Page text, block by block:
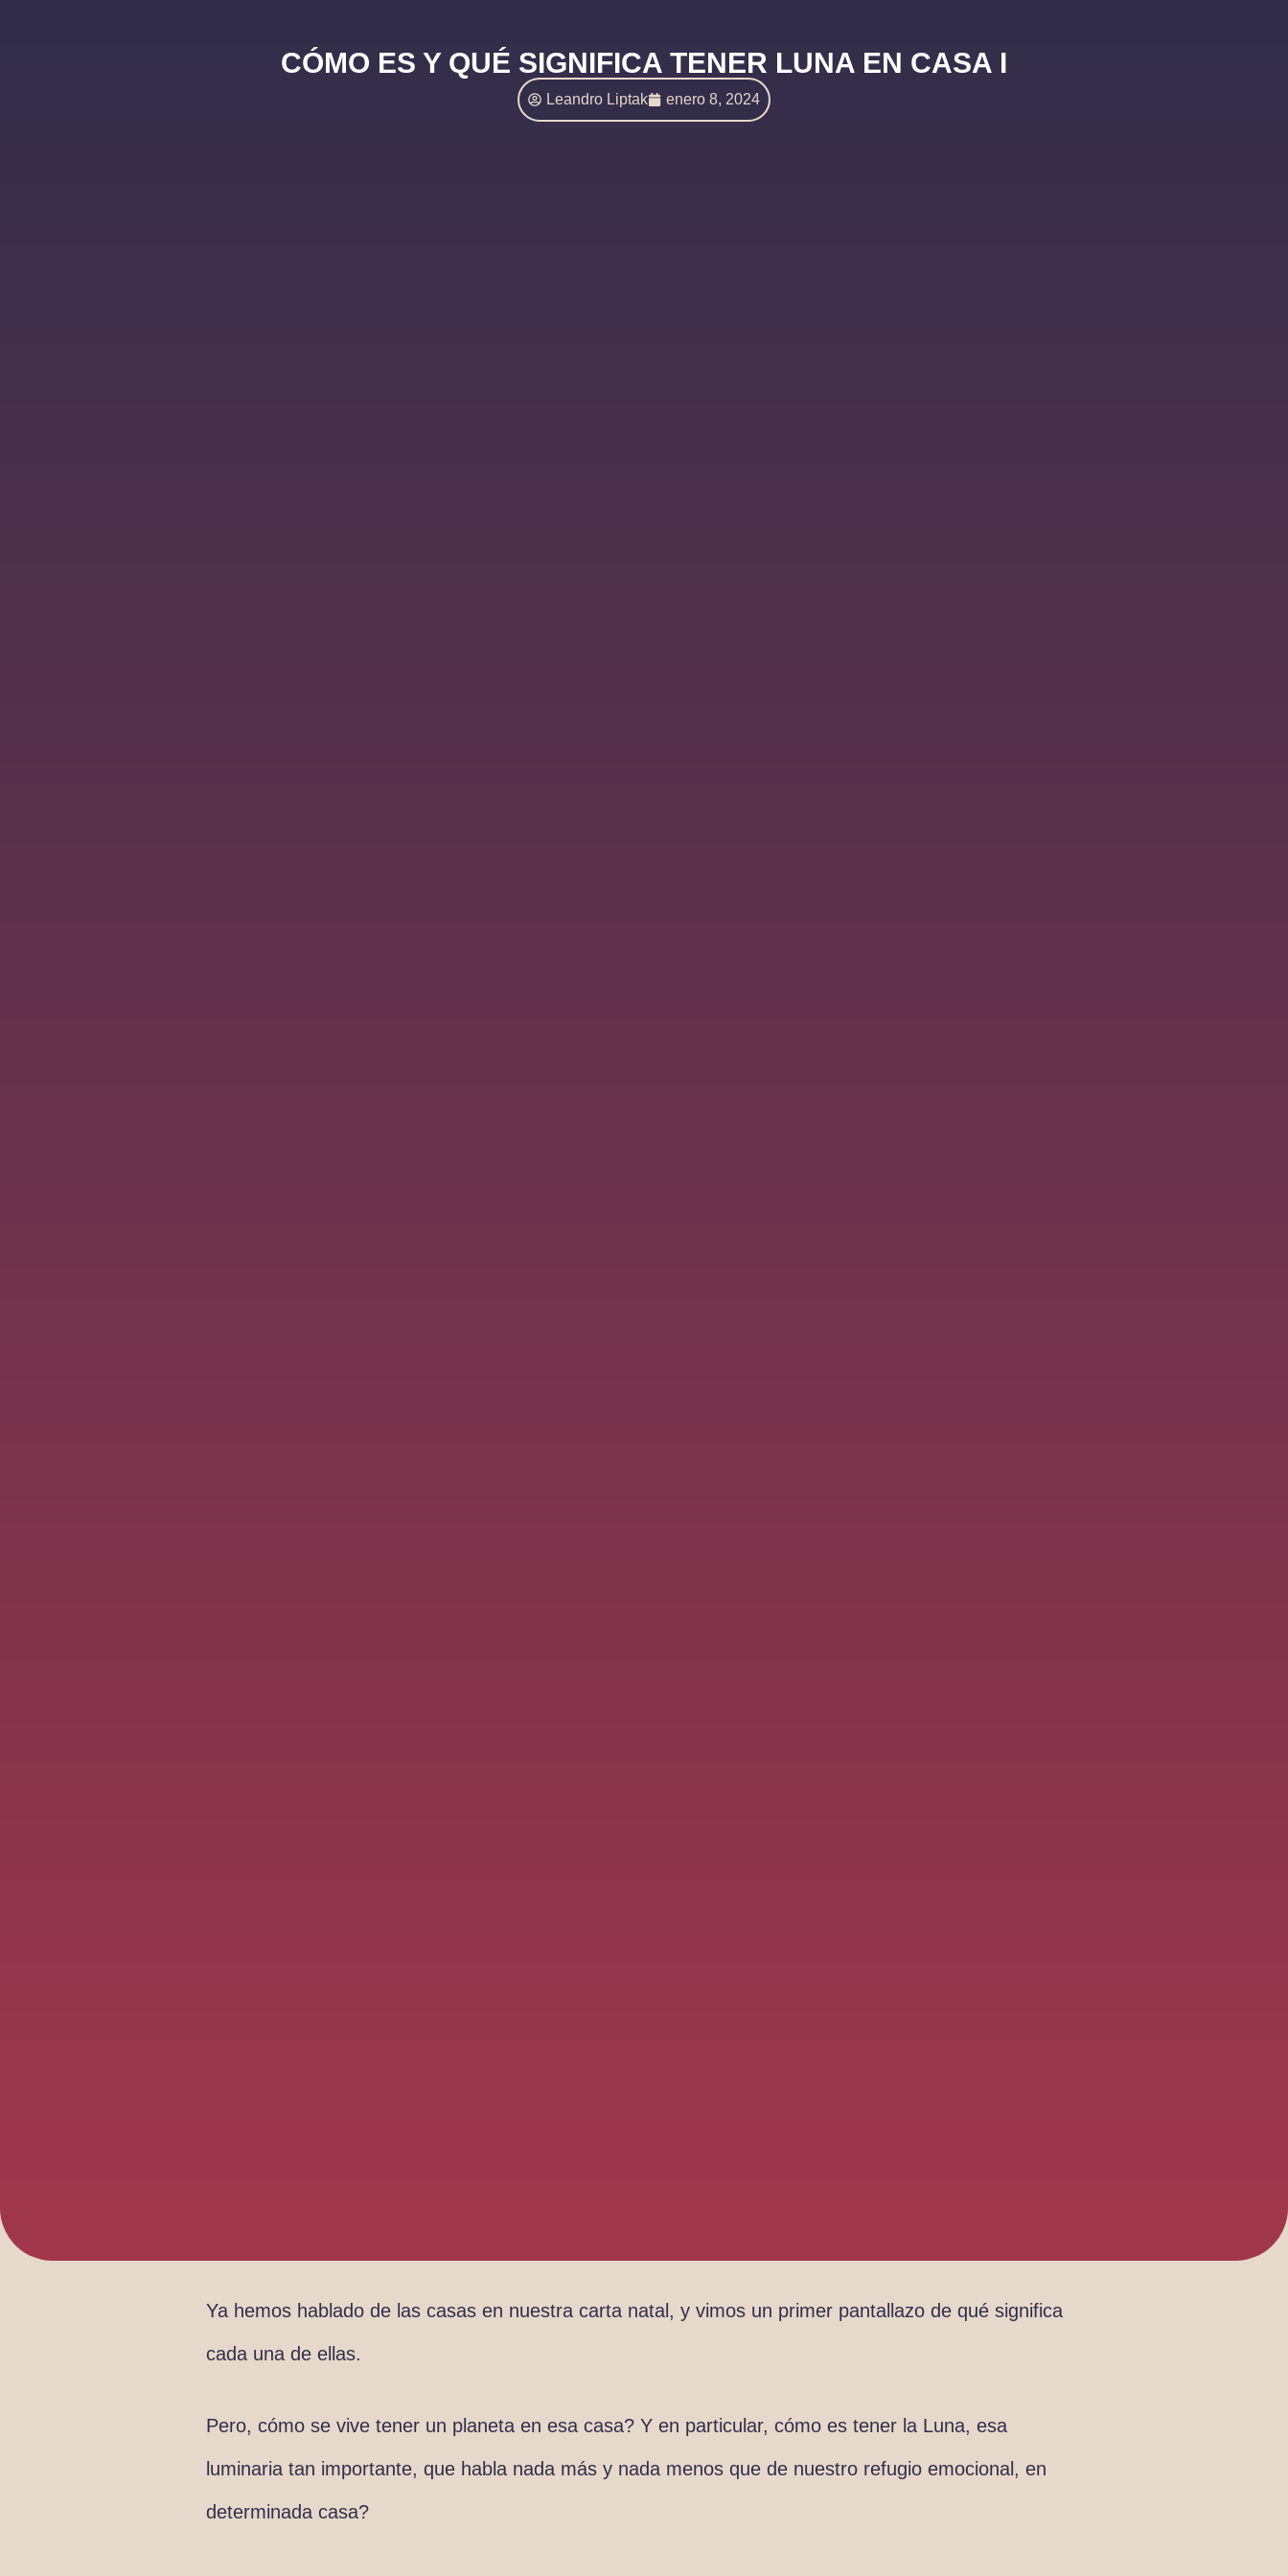
CÓMO ES Y QUÉ SIGNIFICA TENER LUNA EN CASA I
Leandro Liptak enero 8, 2024
Ya hemos hablado de las casas en nuestra carta natal, y vimos un primer pantallazo de qué significa
cada una de ellas.
Pero, cómo se vive tener un planeta en esa casa? Y en particular, cómo es tener la Luna, esa
luminaria tan importante, que habla nada más y nada menos que de nuestro refugio emocional, en
determinada casa?